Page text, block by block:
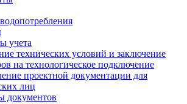
учета
технических условий и заключение
на технологическое подключение
проектной документации для
лиц
документов